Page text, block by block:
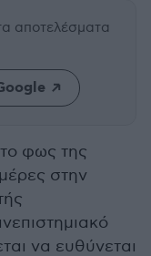
αποτελέσματα
φως της
στην
να ευθύνεται